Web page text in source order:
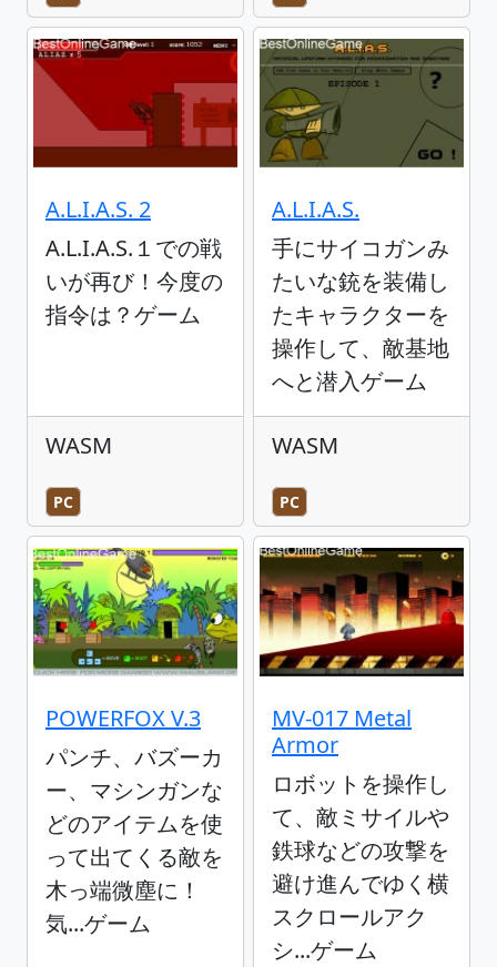
A.L.I.A.S. 2
A.L.I.A.S.１での戦
いが再び！今度の
指令は？ゲーム
WASM
PC
A.L.I.A.S.
手にサイコガンみ
たいな銃を装備し
たキャラクターを
操作して、敵基地
へと潜入ゲーム
WASM
PC
POWERFOX V.3
パンチ、バズーカ
ー、マシンガンな
どのアイテムを使
って出てくる敵を
木っ端微塵に！
気...ゲーム
MV-017 Metal
Armor
ロボットを操作し
て、敵ミサイルや
鉄球などの攻撃を
避け進んでゆく横
スクロールアク
シ...ゲーム